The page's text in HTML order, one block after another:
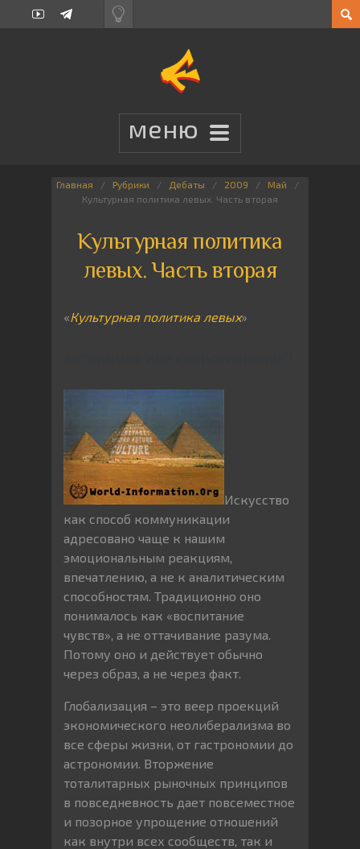
Главная Рубрики Дебаты 2009
Май
Культурная политика левых. Часть вторая
Культурная политика
левых. Часть вторая
«Культурная политика левых»
Искусство
как способ коммуникации
адресовано чаще к нашим
эмоциональным реакциям,
впечатлению, а не к аналитическим
способностям. Традиционно оно
понималось как «воспитание
чувств», а не оттачивание разума.
Потому оно и действует обычно
через образ, а не через факт.
Глобализация – это веер проекций
экономического неолиберализма во
все сферы жизни, от гастрономии до
астрономии. Вторжение
тоталитарных рыночных принципов
в повседневность дает повсеместное
и позорное упрощение отношений
как внутри всех сообществ, так и